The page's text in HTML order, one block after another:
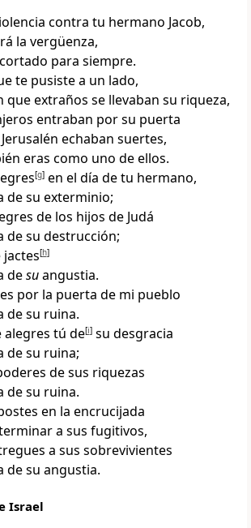
contra tu hermano Jacob,
la vergüenza,
para siempre.
te pusiste a un lado,
que extraños se llevaban su riqueza,
entraban por su puerta
echaban suertes,
eras como uno de ellos.
[g]en el día de tu hermano,
de su exterminio;
de los hijos de Judá
de su destrucción;
jactes[h]
desuangustia.
por la puerta de mi pueblo
de su ruina.
alegres tú de[i]su desgracia
de su ruina;
de sus riquezas
de su ruina.
en la encrucijada
a sus fugitivos,
a sus sobrevivientes
de su angustia.
Israel